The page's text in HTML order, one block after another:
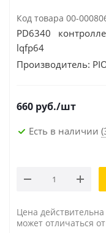
Код товара 00-
PD6340
lqfp64
Производитель:
660 руб./шт
Есть в наличии
Цена
может отличаться